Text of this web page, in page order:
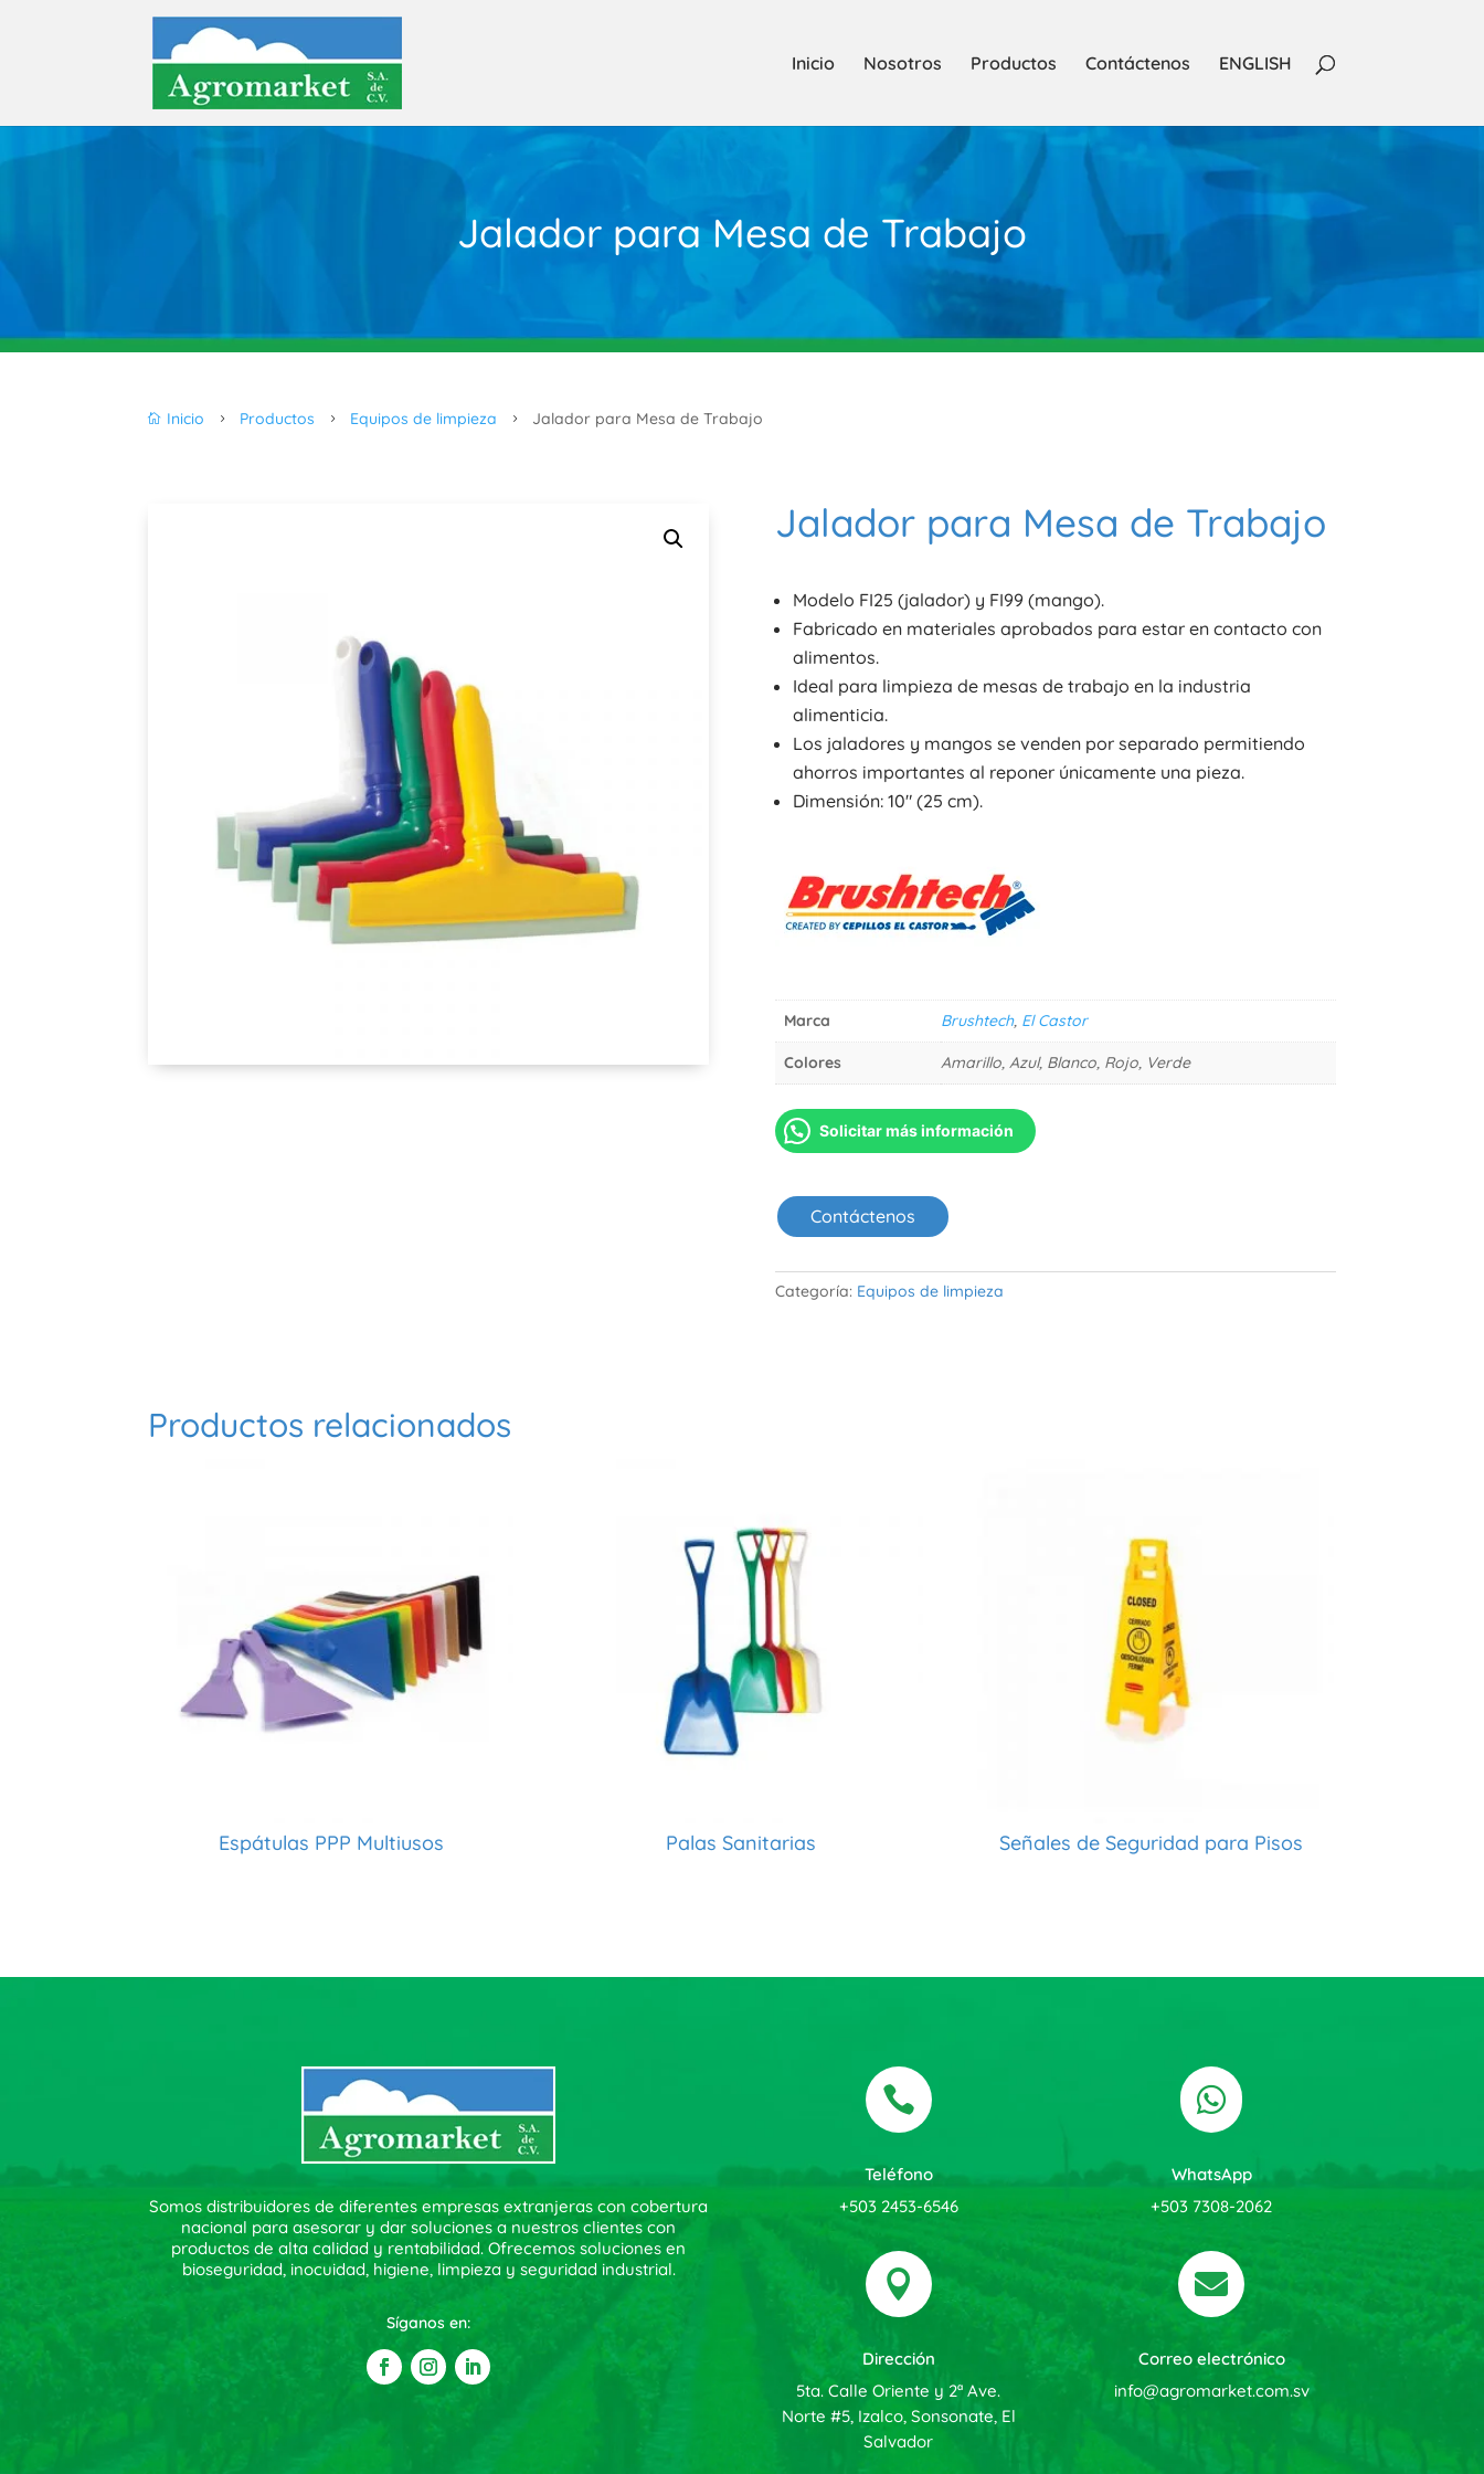
Inicio Nosotros Productos Contáctenos ENGLISH
Jalador para Mesa de Trabajo
 Inicio 5 Productos 5 Equipos de limpieza 5 Jalador para Mesa de Trabajo
Jalador para Mesa de Trabajo
Modelo FI25 (jalador) y FI99 (mango).
Fabricado en materiales aprobados para estar en contacto con
alimentos.
Ideal para limpieza de mesas de trabajo en la industria
alimenticia.
Los jaladores y mangos se venden por separado permitiendo
ahorros importantes al reponer únicamente una pieza.
Dimensión: 10″ (25 cm).
Marca Brushtech, El Castor
Colores Amarillo, Azul, Blanco, Rojo, Verde
Solicitar más información
Contáctenos
Categoría: Equipos de limpieza
Productos relacionados
Espátulas PPP Multiusos Palas Sanitarias Señales de Seguridad para Pisos
Somos distribuidores de diferentes empresas extranjeras con cobertura
nacional para asesorar y dar soluciones a nuestros clientes con
productos de alta calidad y rentabilidad. Ofrecemos soluciones en
bioseguridad, inocuidad, higiene, limpieza y seguridad industrial.
Síganos en:

Teléfono
+503 2453-6546

Dirección
5ta. Calle Oriente y 2ª Ave.
Norte #5, Izalco, Sonsonate, El
Salvador

WhatsApp
+503 7308-2062

Correo electrónico
info@agromarket.com.sv